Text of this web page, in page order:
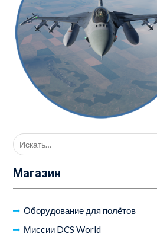
Поиск
для:
Магазин
Оборудование для полётов
Миссии DCS World